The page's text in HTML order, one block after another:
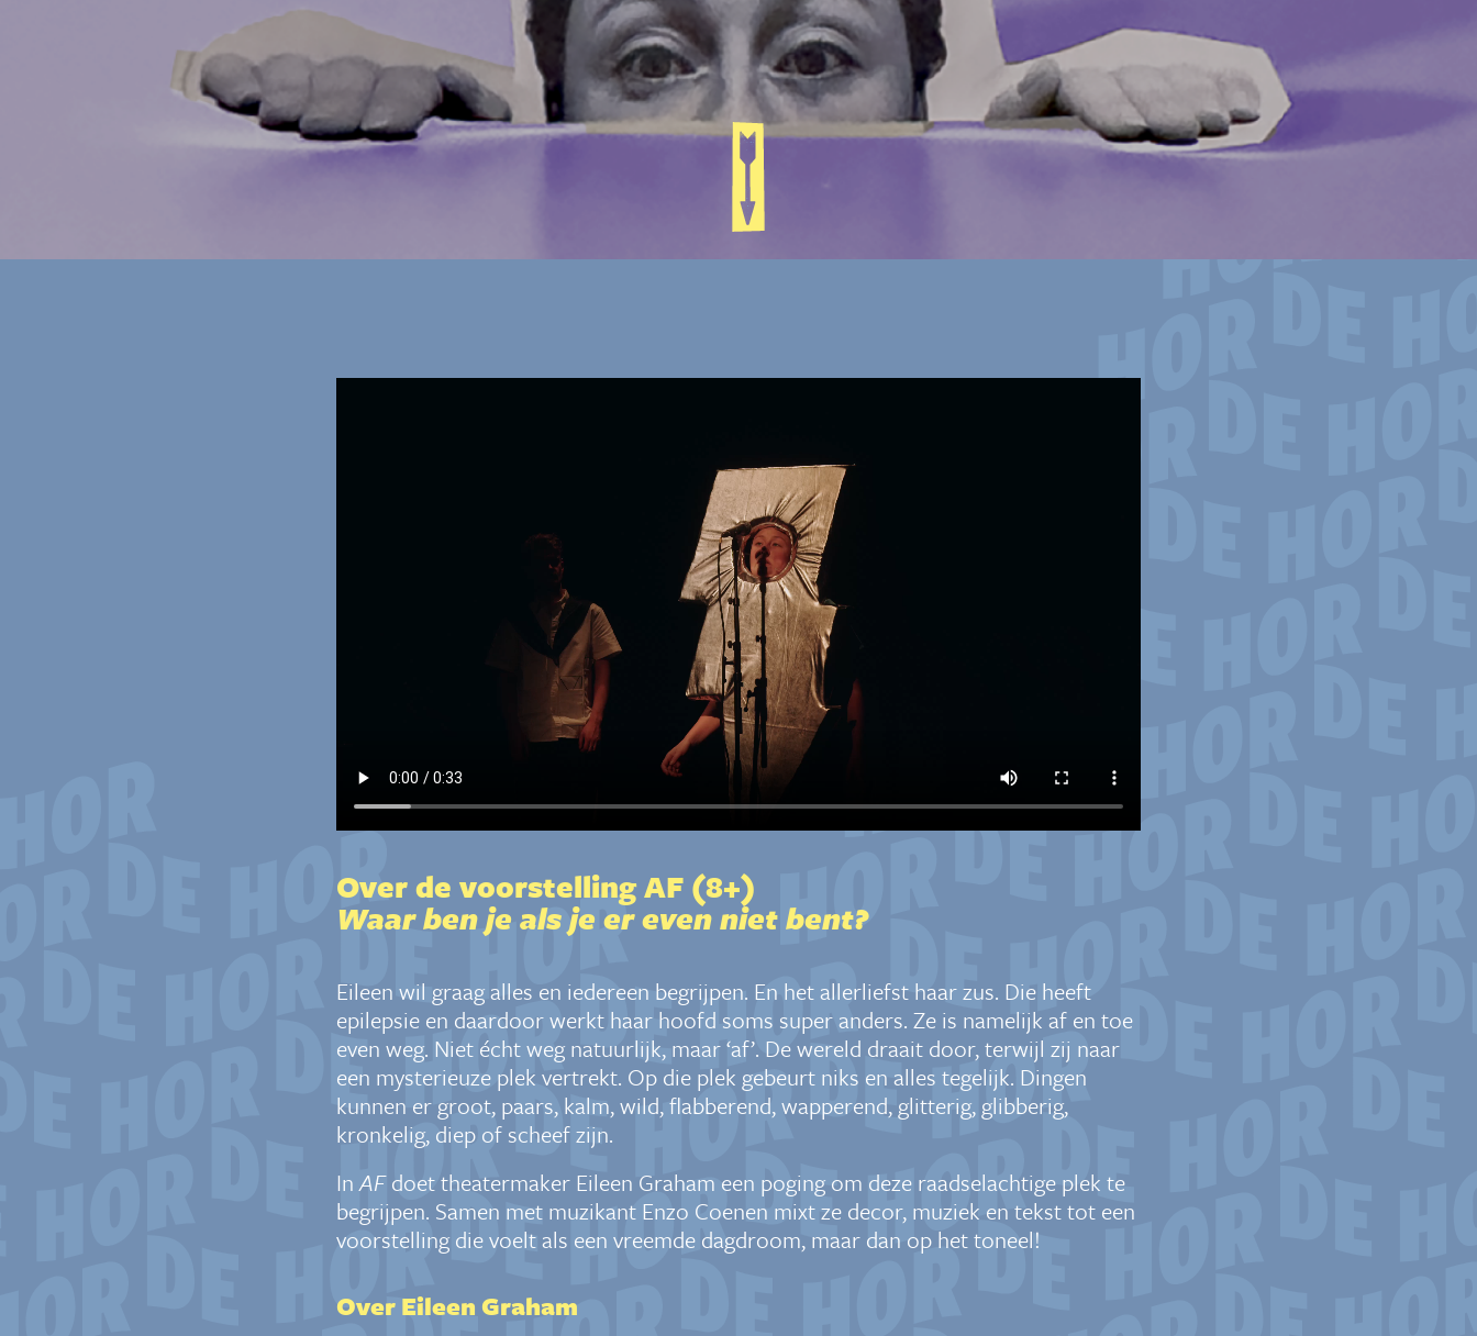
Over de voorstelling AF (8+)
Waar ben je als je er even niet bent?
Eileen wil graag alles en iedereen begrijpen. En het allerliefst haar zus. Die heeft
epilepsie en daardoor werkt haar hoofd soms super anders. Ze is namelijk af en toe
even weg. Niet écht weg natuurlijk, maar ‘af’. De wereld draait door, terwijl zij naar
een mysterieuze plek vertrekt. Op die plek gebeurt niks en alles tegelijk. Dingen
kunnen er groot, paars, kalm, wild, flabberend, wapperend, glitterig, glibberig,
kronkelig, diep of scheef zijn.
InAFdoet theatermaker Eileen Graham een poging om deze raadselachtige plek te
begrijpen. Samen met muzikant Enzo Coenen mixt ze decor, muziek en tekst tot een
voorstelling die voelt als een vreemde dagdroom, maar dan op het toneel!
Over Eileen Graham